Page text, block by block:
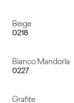
Beige
0218
Container
Bianco Mandorla
0227
Container
Grafite
Container